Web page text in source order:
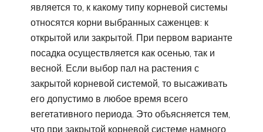
является то, к какому типу корневой системы
относятся корни выбранных саженцев: к
открытой или закрытой. При первом варианте
посадка осуществляется как осенью, так и
весной. Если выбор пал на растения с
закрытой корневой системой, то высаживать
его допустимо в любое время всего
вегетативного периода. Это объясняется тем,
что при закрытой корневой системе намного